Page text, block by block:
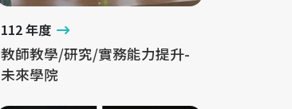
112 年度
教師教學/研究/實務能力提升-
未來學院